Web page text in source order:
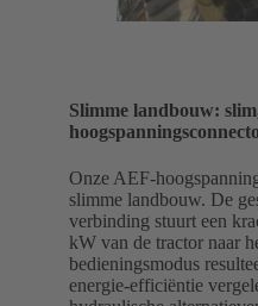
Slimme landbouw:
Onze AEF-
slimme landbouw. De
verbinding stuurt een
kW van de tractor naar
bedieningsmodus
energie-efficiëntie